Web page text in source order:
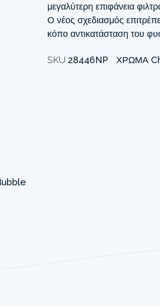
μεγαλύτερη επιφάνεια
Ο νέος σχεδιασμός
κόπο αντικατάσταση του
SKU 28446NP ΧΡΏΜΑ